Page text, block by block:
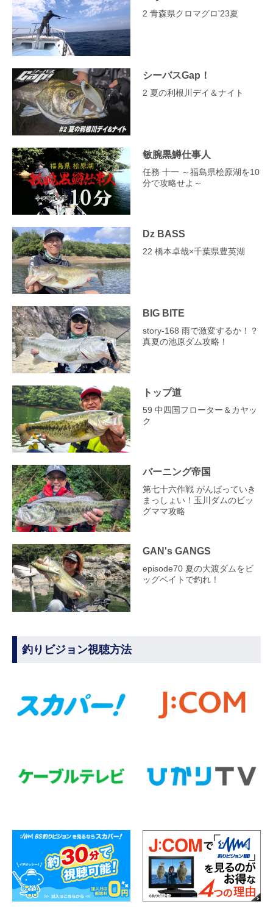
2 青森県クロマグロ'23夏
シーバスGap！
2 夏の利根川デイ＆ナイト
敏腕黒鱒仕事人
任務 十一 ～福島県桧原湖を10
分で攻略せよ～
Dz BASS
22 橋本卓哉×千葉県豊英湖
BIG BITE
story‐168 雨で激変するか！？
真夏の池原ダム攻略！
トップ道
59 中四国フローター＆カヤッ
ク
バーニング帝国
第七十六作戦 がんばっていき
まっしょい！玉川ダムのビッ
グママ攻略
GAN's GANGS
episode70 夏の大渡ダムをビ
ッグベイトで釣れ！
釣りビジョン視聴方法